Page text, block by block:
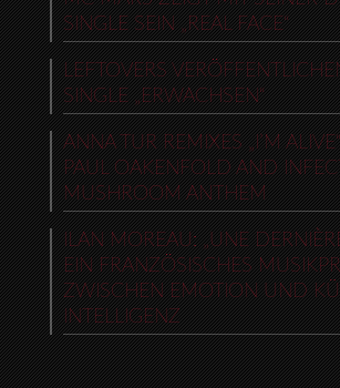
SINGLE SEIN „REAL FACE“
LEFTOVERS
SINGLE „ERWACHSEN“
ANNA TUR REMIXES „I’M
PAUL OAKENFOLD AND
MUSHROOM ANTHEM
ILAN MOREAU: „UNE
EIN FRANZÖSISCHES
ZWISCHEN EMOTION UND
INTELLIGENZ